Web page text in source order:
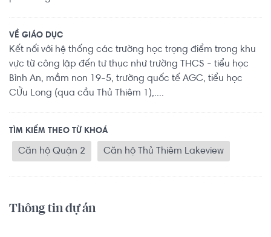
VỀ GIÁO DỤC
Kết nối với hệ thống các trường học trọng điểm trong khu
vực từ công lập đến tư thục như trường THCS - tiểu học
Bình An, mầm non 19-5, trường quốc tế AGC, tiểu học
CỬu Long (qua cầu Thủ Thiêm 1),....
TÌM KIẾM THEO TỪ KHOÁ
Căn hộ Quận 2 Căn hộ Thủ Thiêm Lakeview
Thông tin dự án